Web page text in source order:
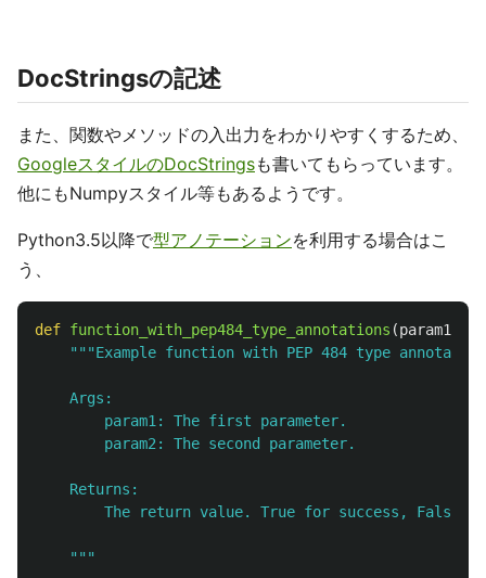
DocStringsの記述
また、関数やメソッドの入出力をわかりやすくするため、
GoogleスタイルのDocStringsも書いてもらっています。
他にもNumpyスタイル等もあるようです。
Python3.5以降で型アノテーションを利用する場合はこ
う、
def function_with_pep484_type_annotations (param1
"""Example function with PEP 484 type
    Args:
        param1: The first parameter.
        param2: The second parameter.
    Returns:
The return value. True for success, False
"""